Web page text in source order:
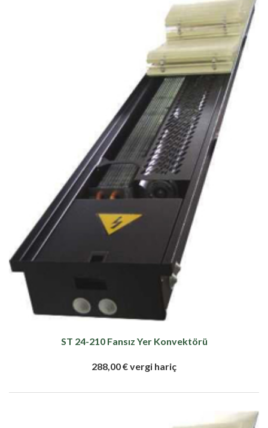
ST 24-210 Fansız Yer Konvektörü
288,00 € vergi hariç